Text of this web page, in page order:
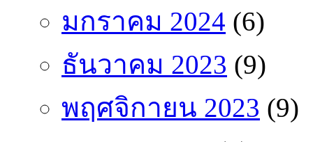
มกราคม 2024 (6)
ธันวาคม 2023 (9)
พฤศจิกายน 2023 (9)